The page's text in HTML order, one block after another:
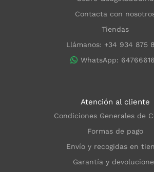
Contacta con
Tiendas
Llámanos: +34 934 875
WhatsApp:
Atención al cliente
Condiciones Generales de
Formas de pago
Envío y recogidas en
Garantía y